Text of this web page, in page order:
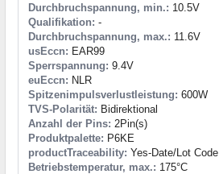
Durchbruchspannung, min.: 10.5V
Qualifikation: -
Durchbruchspannung, max.: 11.6V
usEccn: EAR99
Sperrspannung: 9.4V
euEccn: NLR
Spitzenimpulsverlustleistung: 600W
TVS-Polarität: Bidirektional
Anzahl der Pins: 2Pin(s)
Produktpalette: P6KE
productTraceability: Yes-Date/Lot Code
Betriebstemperatur, max.: 175°C